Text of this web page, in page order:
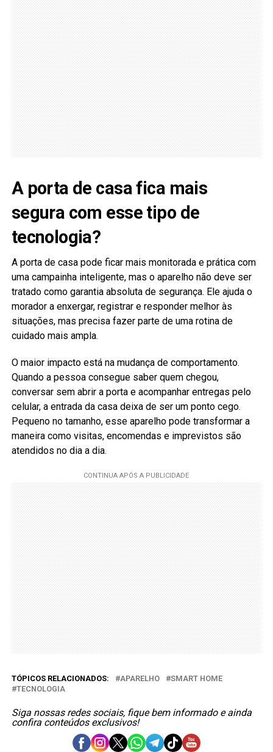
A porta de casa fica mais
segura com esse tipo de
tecnologia?
A porta de casa pode ficar mais monitorada e prática com
uma campainha inteligente, mas o aparelho não deve ser
tratado como garantia absoluta de segurança. Ele ajuda o
morador a enxergar, registrar e responder melhor às
situações, mas precisa fazer parte de uma rotina de
cuidado mais ampla.
O maior impacto está na mudança de comportamento.
Quando a pessoa consegue saber quem chegou,
conversar sem abrir a porta e acompanhar entregas pelo
celular, a entrada da casa deixa de ser um ponto cego.
Pequeno no tamanho, esse aparelho pode transformar a
maneira como visitas, encomendas e imprevistos são
atendidos no dia a dia.
TÓPICOS RELACIONADOS: APARELHO
SMART HOME
TECNOLOGIA
Siga nossas redes sociais, fique bem informado e ainda
confira conteúdos exclusivos!